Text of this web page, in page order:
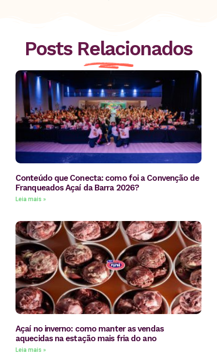
Posts Relacionados
Conteúdo que Conecta: como foi a Convenção de
Franqueados Açaí da Barra 2026?
Leia mais »
Açaí no inverno: como manter as vendas
aquecidas na estação mais fria do ano
Leia mais »